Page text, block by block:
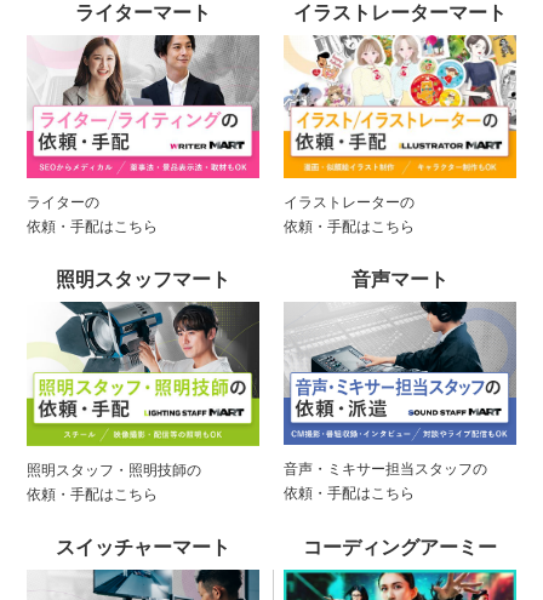
ライターマート
ライターの
依頼・手配はこちら
イラストレーターマート
イラストレーターの
依頼・手配はこちら
照明スタッフマート
照明スタッフ・照明技師の
依頼・手配はこちら
音声マート
音声・ミキサー担当スタッフの
依頼・手配はこちら
スイッチャーマート コーディングアーミー